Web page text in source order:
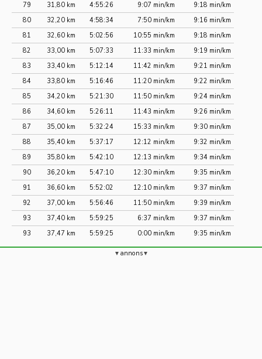
79
31,80 km 4:55:26 9:07 min/km
9:18 min/km
80
32,20 km 4:58:34 7:50 min/km
9:16 min/km
81
32,60 km 5:02:56 10:55 min/km
9:18 min/km
82
33,00 km 5:07:33 11:33 min/km
9:19 min/km
83
33,40 km 5:12:14 11:42 min/km
9:21 min/km
84
33,80 km 5:16:46 11:20 min/km
9:22 min/km
85
34,20 km 5:21:30 11:50 min/km
9:24 min/km
86
34,60 km 5:26:11 11:43 min/km
9:26 min/km
87
35,00 km 5:32:24 15:33 min/km
9:30 min/km
88
35,40 km 5:37:17 12:12 min/km
9:32 min/km
89
35,80 km 5:42:10 12:13 min/km
9:34 min/km
90
36,20 km 5:47:10 12:30 min/km
9:35 min/km
91
36,60 km 5:52:02 12:10 min/km
9:37 min/km
92
37,00 km 5:56:46 11:50 min/km
9:39 min/km
93
37,40 km 5:59:25 6:37 min/km
9:37 min/km
93
37,47 km 5:59:25 0:00 min/km 9:35 min/km
annons